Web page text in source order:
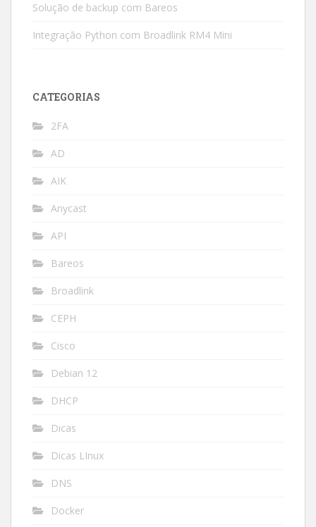
Solução de backup com Bareos
Integração Python com Broadlink RM4 Mini
CATEGORIAS
2FA
AD
AIK
Anycast
API
Bareos
Broadlink
CEPH
Cisco
Debian 12
DHCP
Dicas
Dicas LInux
DNS
Docker